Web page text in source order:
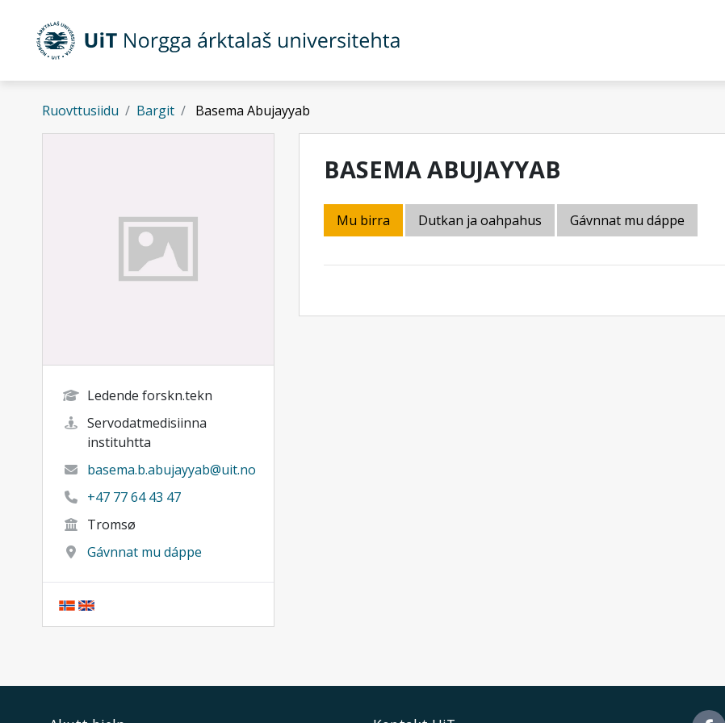
Gå til hovedinnhold
Ruovttusiidu Bargit Basema Abujayyab
Ledende forskn.tekn
Servodatmedisiinna
instituhtta
basema.b.abujayyab@uit.no
+47 77 64 43 47
Tromsø
Gávnnat mu dáppe
BASEMA ABUJAYYAB
Mu birra Dutkan ja oahpahus Gávnnat mu dáppe